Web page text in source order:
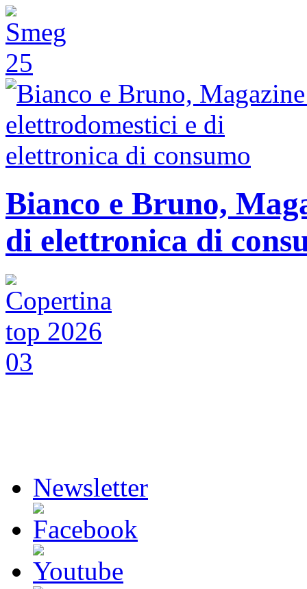
Bianco e Bruno,
di elettronica di
Newsletter